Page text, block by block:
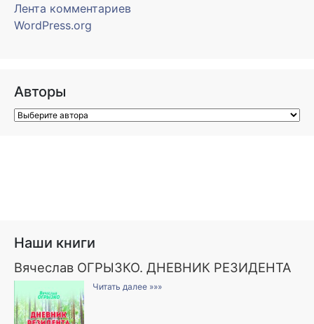
Лента комментариев
WordPress.org
Авторы
Наши книги
Вячеслав ОГРЫЗКО. ДНЕВНИК РЕЗИДЕНТА
Читать далее »»»